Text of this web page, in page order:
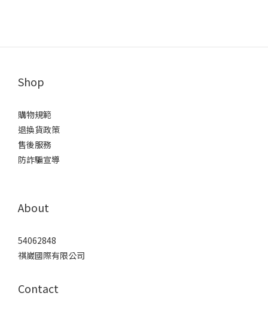
Shop
購物規範
退換貨政策
售後服務
防詐騙宣導
About
54062848
祺崴國際有限公司
Contact